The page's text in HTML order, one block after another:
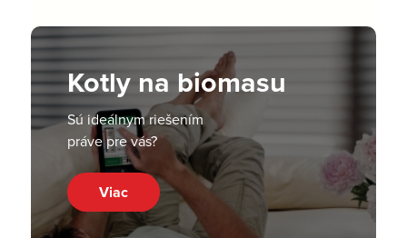
Kotly na biomasu
Sú ideálnym riešením
práve pre vás?
Viac